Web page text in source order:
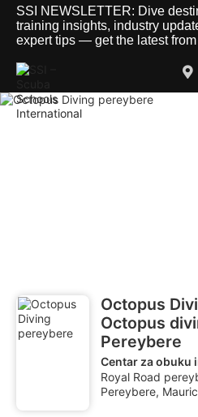
SSI NEWSLETTER: Dive
training insights, industry
expert tips — get the latest from
Octopus
Octopus
Pereybere
Centar za obuku
Royal Road
Pereybere,